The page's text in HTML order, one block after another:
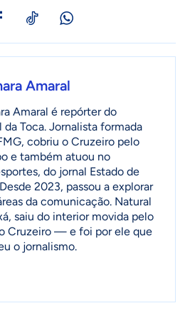
Amaral
Amaral é repórter do
da Toca. Jornalista formada
cobriu o Cruzeiro pelo
e também atuou no
do jornal Estado de
2023, passou a explorar
da comunicação. Natural
saiu do interior movida pelo
Cruzeiro — e foi por ele que
o jornalismo.